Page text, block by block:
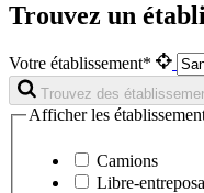
Trouvez un
Votre établissement*
Trouvez des
Afficher les
Camions
Libre-